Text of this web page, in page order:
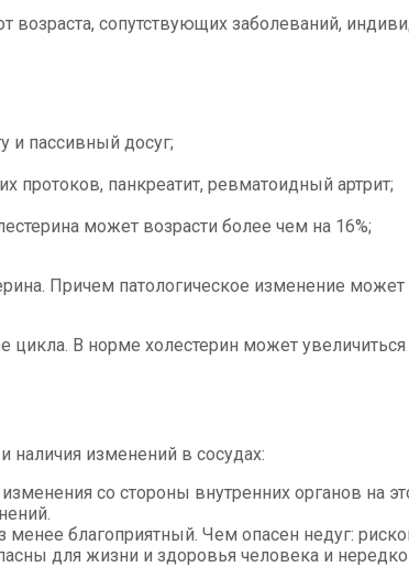
сопутствующих заболеваний,
и пассивный досуг;
панкреатит, ревматоидный артрит;
может возрасти более чем на 16%;
Причем патологическое изменение
В норме холестерин может увеличиться
наличия изменений в сосудах:
со стороны внутренних органов на
благоприятный. Чем опасен недуг:
для жизни и здоровья человека и